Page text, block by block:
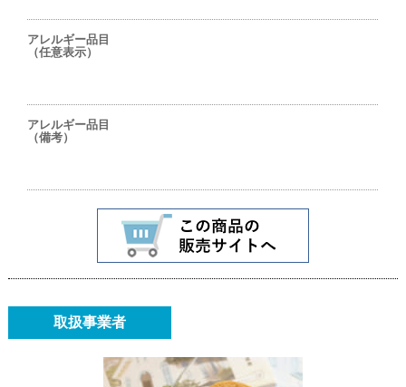
アレルギー品目
（任意表示）
アレルギー品目
（備考）
取扱事業者